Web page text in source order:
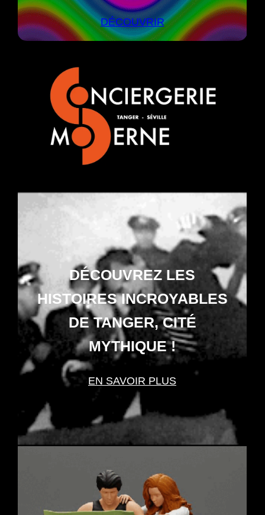
DÉCOUVRIR
DÉCOUVREZ LES
HISTOIRES INCROYABLES
DE TANGER, CITÉ
MYTHIQUE !
EN SAVOIR PLUS